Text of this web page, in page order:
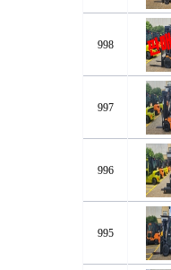
998
997
996
995